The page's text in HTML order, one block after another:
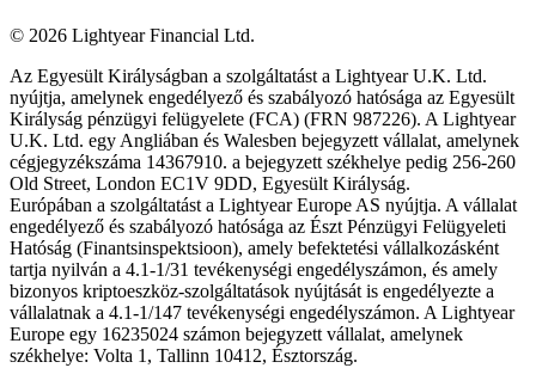
© 2026 Lightyear Financial Ltd.
Az Egyesült Királyságban a szolgáltatást a Lightyear U.K. Ltd.
nyújtja, amelynek engedélyező és szabályozó hatósága az Egyesült
Királyság pénzügyi felügyelete (FCA) (FRN 987226). A Lightyear
U.K. Ltd. egy Angliában és Walesben bejegyzett vállalat, amelynek
cégjegyzékszáma 14367910. a bejegyzett székhelye pedig 256-260
Old Street, London EC1V 9DD, Egyesült Királyság.
Európában a szolgáltatást a Lightyear Europe AS nyújtja. A vállalat
engedélyező és szabályozó hatósága az Észt Pénzügyi Felügyeleti
Hatóság (Finantsinspektsioon), amely befektetési vállalkozásként
tartja nyilván a 4.1-1/31 tevékenységi engedélyszámon, és amely
bizonyos kriptoeszköz-szolgáltatások nyújtását is engedélyezte a
vállalatnak a 4.1-1/147 tevékenységi engedélyszámon. A Lightyear
Europe egy 16235024 számon bejegyzett vállalat, amelynek
székhelye: Volta 1, Tallinn 10412, Észtország.